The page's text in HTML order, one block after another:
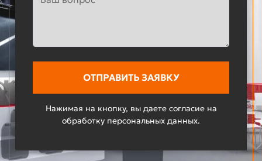
Нажимая на кнопку, вы даете согласие на
обработку персональных данных.